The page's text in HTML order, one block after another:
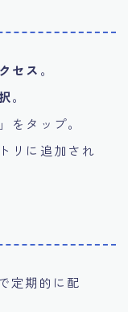
セス 。
。
をタップ。
リに追加され
定期的に配